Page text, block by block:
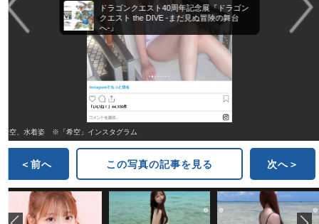
ドラゴンクエスト40周年記念展『ドラゴン
クエスト the DIVE -まだ見ぬ冒険の舞台
へ-』
希空、水着姿 ※「希空」インスタグラム
＜前へ この写真の記事を見る 次へ＞